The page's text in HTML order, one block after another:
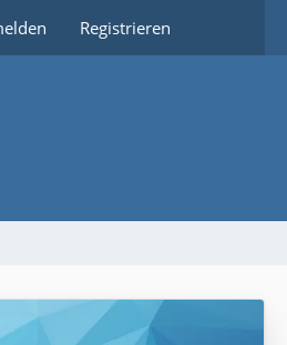
Registrieren